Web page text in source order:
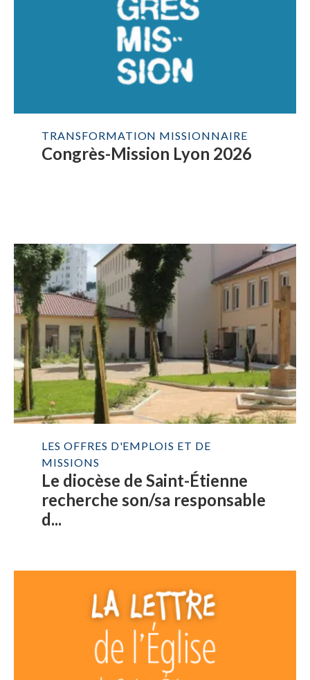
TRANSFORMATION MISSIONNAIRE
Congrès-Mission Lyon 2026
LES OFFRES D'EMPLOIS ET DE
MISSIONS
Le diocèse de Saint-Étienne
recherche son/sa responsable
d...